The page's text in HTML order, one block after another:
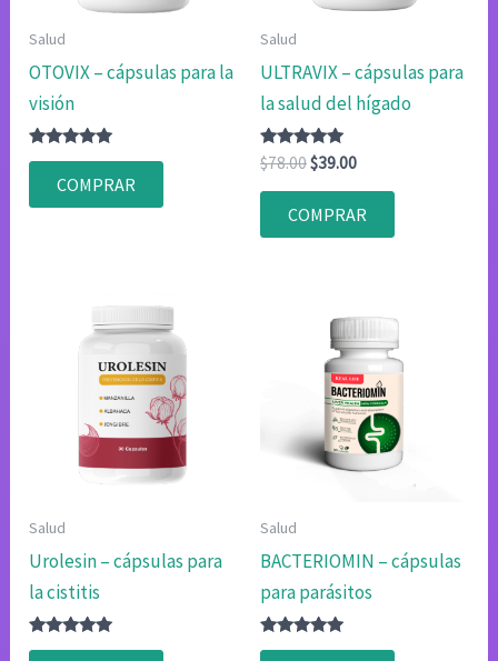
Salud
OTOVIX – cápsulas para la
visión
Valorado
4.83
de 5
COMPRAR
Salud
ULTRAVIX – cápsulas para
la salud del hígado
Valorado
con
4.80
$78.00El
original
era:
$39.00El
actual
es:
COMPRAR
Salud
Urolesin – cápsulas para
la cistitis
Valorado
Salud
BACTERIOMIN – cápsulas
para parásitos
Valorado